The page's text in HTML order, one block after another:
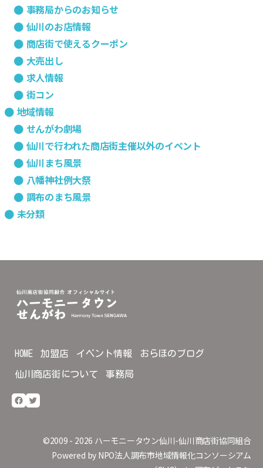
事務局からのお知らせ
仙川のお店情報
商店街で使えるクーポン
大売出し
求人情報
街コン
地域情報
せんがわ劇場
仙川で行われた商店街主催以外のイベント
仙川まち風景
八幡神社例大祭
調布のまち風景
未分類
HOME 加盟店 イベント情報 おらほのブログ
仙川商店街について 事務局
Facebook
Twitter
©2009 - 2026 ハーモニータウン仙川-仙川商店街協同組合
Powered by NPO法人調布市地域情報化コンソーシアム